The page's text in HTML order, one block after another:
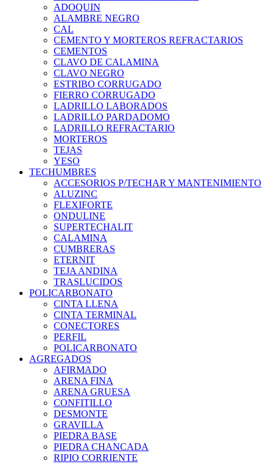
ADOQUIN
ALAMBRE NEGRO
CAL
CEMENTO Y MORTEROS REFRACTARIOS
CEMENTOS
CLAVO DE CALAMINA
CLAVO NEGRO
ESTRIBO CORRUGADO
FIERRO CORRUGADO
LADRILLO LABORADOS
LADRILLO PARDADOMO
LADRILLO REFRACTARIO
MORTEROS
TEJAS
YESO
TECHUMBRES
ACCESORIOS P/TECHAR Y MANTENIMIENTO
ALUZINC
FLEXIFORTE
ONDULINE
SUPERTECHALIT
CALAMINA
CUMBRERAS
ETERNIT
TEJA ANDINA
TRASLUCIDOS
POLICARBONATO
CINTA LLENA
CINTA TERMINAL
CONECTORES
PERFIL
POLICARBONATO
AGREGADOS
AFIRMADO
ARENA FINA
ARENA GRUESA
CONFITILLO
DESMONTE
GRAVILLA
PIEDRA BASE
PIEDRA CHANCADA
RIPIO CORRIENTE